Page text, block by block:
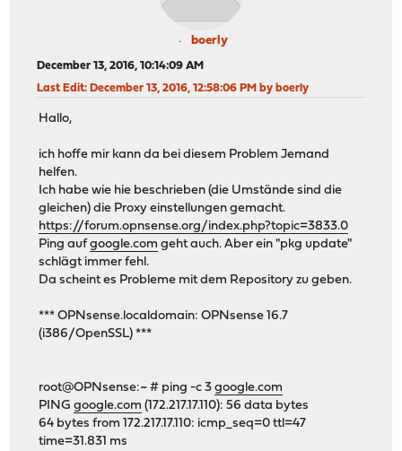
boerly
December 13, 2016, 10:14:09 AM
Last Edit: December 13, 2016, 12:58:06 PM by boerly
Hallo,
ich hoffe mir kann da bei diesem Problem Jemand
helfen.
Ich habe wie hie beschrieben (die Umstände sind die
gleichen) die Proxy einstellungen gemacht.
https://forum.opnsense.org/index.php?topic=3833.0
Ping aufgoogle.com geht auch. Aber ein "pkg update"
schlägt immer fehl.
Da scheint es Probleme mit dem Repository zu geben.
*** OPNsense.localdomain: OPNsense 16.7
(i386/OpenSSL) ***
root@OPNsense:~ # ping -c 3google.com
PINGgoogle.com (172.217.17.110): 56 data bytes
64 bytes from 172.217.17.110: icmp_seq=0 ttl=47
time=31.831 ms